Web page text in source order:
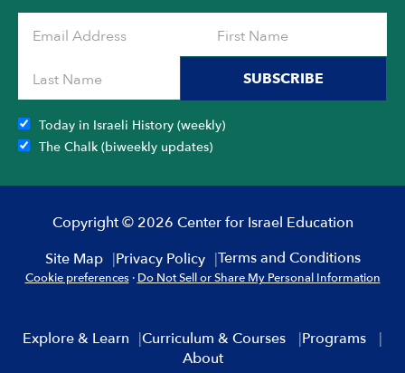
SUBSCRIBE
Today in Israeli History (weekly)
The Chalk (biweekly updates)
Copyright © 2026 Center for Israel Education
Site Map
Privacy Policy Terms and Conditions
Cookie preferences · Do Not Sell or Share My Personal Information
Explore & Learn Curriculum & Courses
Programs
About